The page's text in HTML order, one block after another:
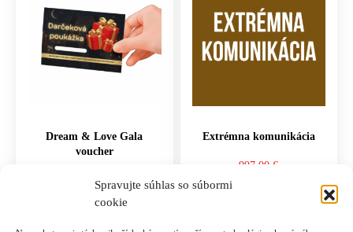
Spravujte súhlas so súbormi
cookie
Dream & Love Gala
voucher
97.00
Extrémna komunikácia
997.00 €